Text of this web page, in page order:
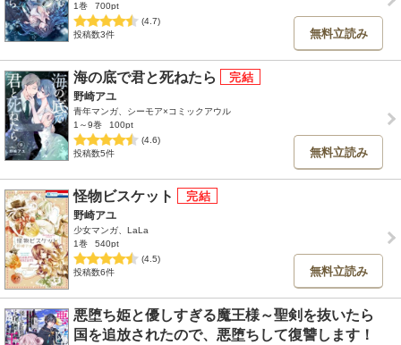
1巻
700pt
(4.7)
投稿数3件
無料立読み
海の底で君と死ねたら
野崎アユ
青年マンガ、シーモア×コミックアウル
1～9巻
100pt
(4.6)
投稿数5件
無料立読み
怪物ビスケット
野崎アユ
少女マンガ、LaLa
1巻
540pt
(4.5)
投稿数6件
無料立読み
悪堕ち姫と優しすぎる魔王様～聖剣を抜いたら
国を追放されたので、悪堕ちして復讐します！